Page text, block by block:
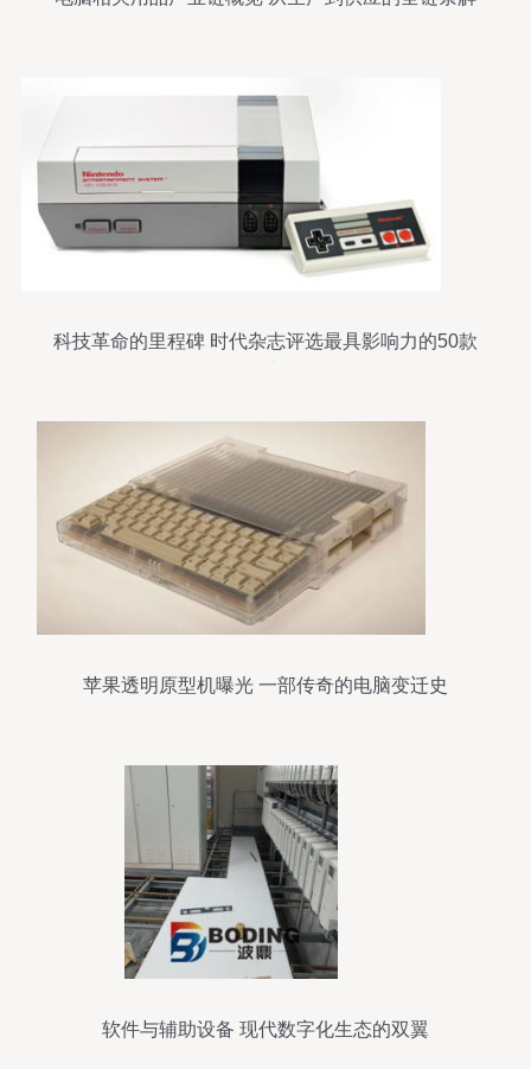
科技革命的里程碑 时代杂志评选最具影响力的50款
苹果透明原型机曝光 一部传奇的电脑变迁史
软件与辅助设备 现代数字化生态的双翼